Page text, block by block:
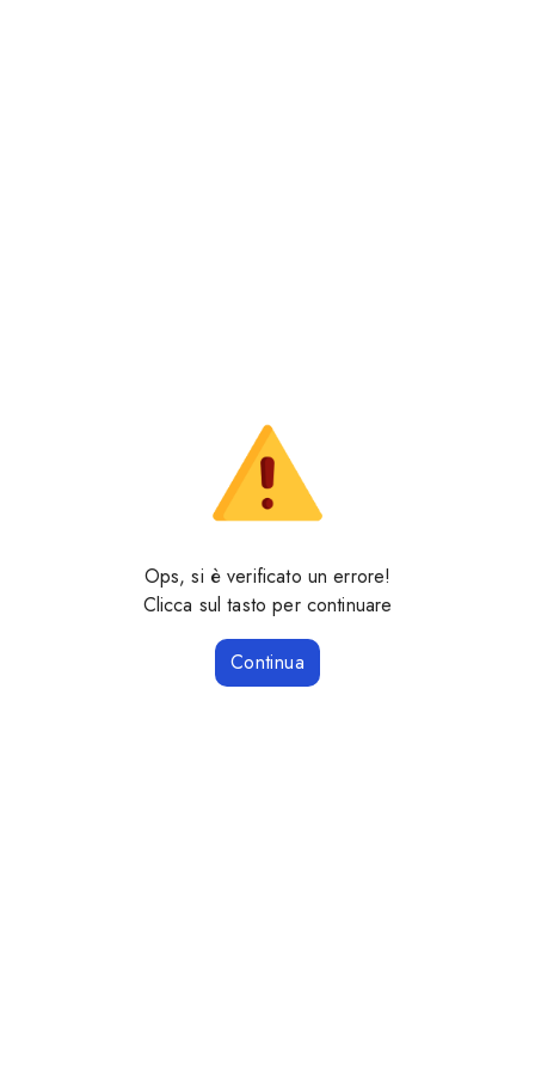
Ops, si è verificato un errore!
Clicca sul tasto per continuare
Continua